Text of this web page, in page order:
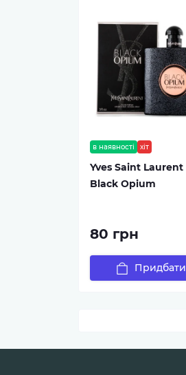
в наявності хіт
Yves Saint Laurent
Black Opium
80 грн
Придбати